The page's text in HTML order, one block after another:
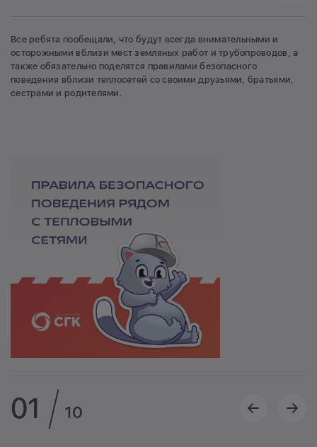
Все ребята пообещали, что будут всегда внимательными и
осторожными вблизи мест земляных работ и трубопроводов, а
также обязательно поделятся правилами безопасного
поведения вблизи теплосетей со своими друзьями, братьями,
сестрами и родителями.
01 10